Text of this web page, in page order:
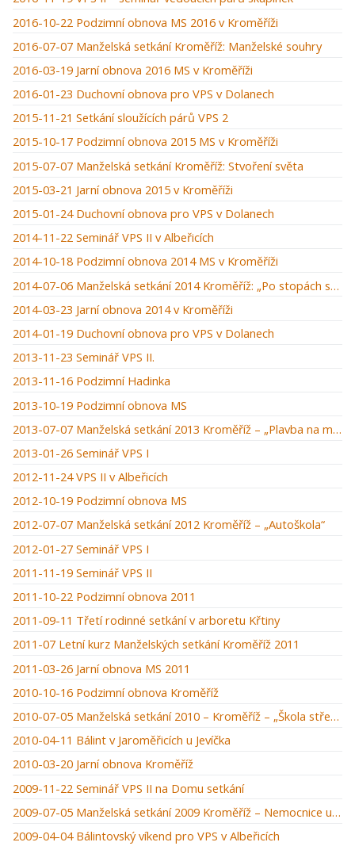
2016-10-22 Podzimní obnova MS 2016 v Kroměříži
2016-07-07 Manželská setkání Kroměříž: Manželské souhry
2016-03-19 Jarní obnova 2016 MS v Kroměříži
2016-01-23 Duchovní obnova pro VPS v Dolanech
2015-11-21 Setkání sloužících párů VPS 2
2015-10-17 Podzimní obnova 2015 MS v Kroměříži
2015-07-07 Manželská setkání Kroměříž: Stvoření světa
2015-03-21 Jarní obnova 2015 v Kroměříži
2015-01-24 Duchovní obnova pro VPS v Dolanech
2014-11-22 Seminář VPS II v Albeřicích
2014-10-18 Podzimní obnova 2014 MS v Kroměříži
2014-07-06 Manželská setkání 2014 Kroměříž: „Po stopách starého zákona“
2014-03-23 Jarní obnova 2014 v Kroměříži
2014-01-19 Duchovní obnova pro VPS v Dolanech
2013-11-23 Seminář VPS II.
2013-11-16 Podzimní Hadinka
2013-10-19 Podzimní obnova MS
2013-07-07 Manželská setkání 2013 Kroměříž – „Plavba na moři“
2013-01-26 Seminář VPS I
2012-11-24 VPS II v Albeřicích
2012-10-19 Podzimní obnova MS
2012-07-07 Manželská setkání 2012 Kroměříž – „Autoškola“
2012-01-27 Seminář VPS I
2011-11-19 Seminář VPS II
2011-10-22 Podzimní obnova 2011
2011-09-11 Třetí rodinné setkání v arboretu Křtiny
2011-07 Letní kurz Manželských setkání Kroměříž 2011
2011-03-26 Jarní obnova MS 2011
2010-10-16 Podzimní obnova Kroměříž
2010-07-05 Manželská setkání 2010 – Kroměříž – „Škola střední manželská“
2010-04-11 Bálint v Jaroměřicích u Jevíčka
2010-03-20 Jarní obnova Kroměříž
2009-11-22 Seminář VPS II na Domu setkání
2009-07-05 Manželská setkání 2009 Kroměříž – Nemocnice u zámku
2009-04-04 Bálintovský víkend pro VPS v Albeřicích